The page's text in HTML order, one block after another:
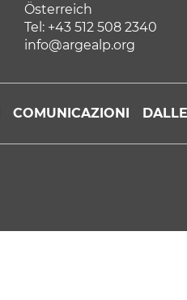
Österreich
Tel: +43 512 508 2340
info@argealp.org
COMUNICAZIONI